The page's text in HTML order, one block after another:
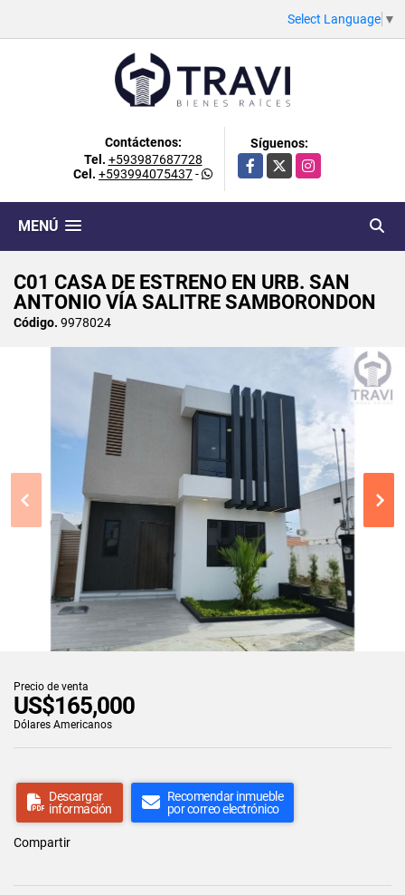
Select Language ▼
Contáctenos:
Tel. +593987687728
Cel. +593994075437-
Síguenos:
Facebook
X Instagram
MENÚ
C01 CASA DE ESTRENO EN URB. SAN
ANTONIO VÍA SALITRE SAMBORONDON
Código. 9978024
Precio de venta
US$165,000
Dólares Americanos
Descargar
información
Recomendar inmueble
por correo electrónico
Compartir